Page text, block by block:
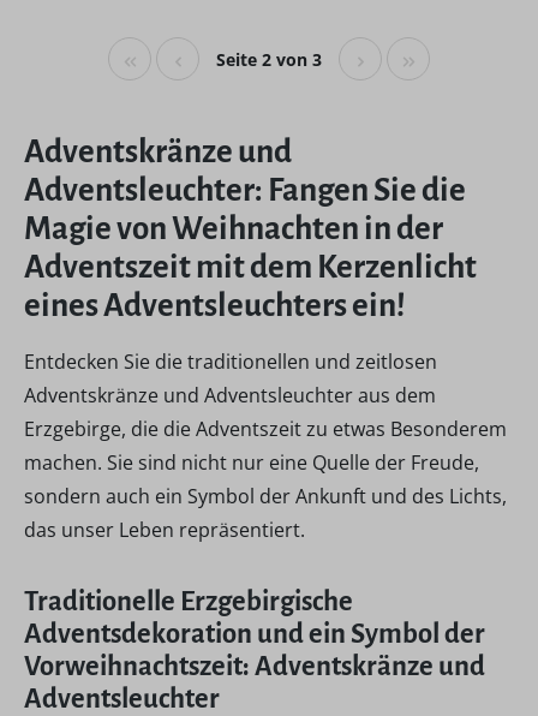
Seite 2 von 3
Adventskränze und
Adventsleuchter: Fangen Sie die
Magie von Weihnachten in der
Adventszeit mit dem Kerzenlicht
eines Adventsleuchters ein!
Entdecken Sie die traditionellen und zeitlosen
Adventskränze und Adventsleuchter aus dem
Erzgebirge, die die Adventszeit zu etwas Besonderem
machen. Sie sind nicht nur eine Quelle der Freude,
sondern auch ein Symbol der Ankunft und des Lichts,
das unser Leben repräsentiert.
Traditionelle Erzgebirgische
Adventsdekoration und ein Symbol der
Vorweihnachtszeit: Adventskränze und
Adventsleuchter